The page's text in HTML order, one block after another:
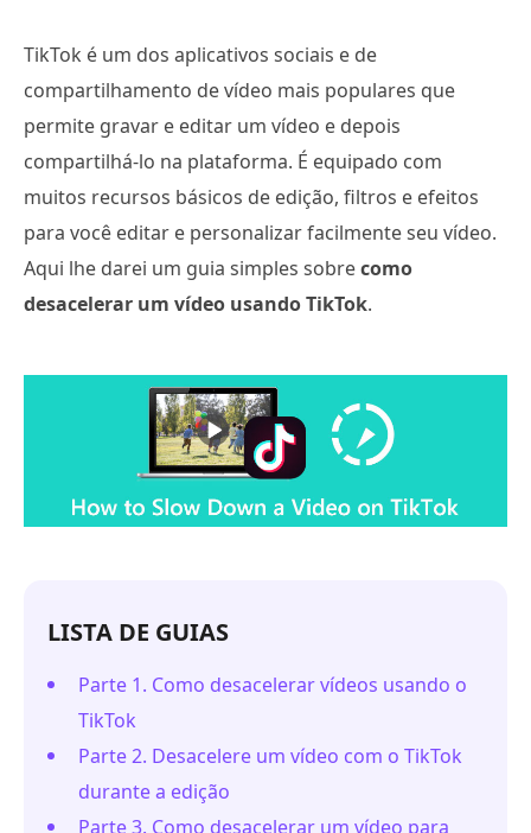
TikTok é um dos aplicativos sociais e de
compartilhamento de vídeo mais populares que
permite gravar e editar um vídeo e depois
compartilhá-lo na plataforma. É equipado com
muitos recursos básicos de edição, filtros e efeitos
para você editar e personalizar facilmente seu vídeo.
Aqui lhe darei um guia simples sobrecomo
desacelerar um vídeo usando TikTok.
LISTA DE GUIAS
Parte 1. Como desacelerar vídeos usando o
TikTok
Parte 2. Desacelere um vídeo com o TikTok
durante a edição
Parte 3. Como desacelerar um vídeo para